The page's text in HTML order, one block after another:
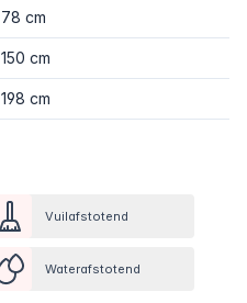
78 cm
150 cm
198 cm
Vuilafstotend
Waterafstotend